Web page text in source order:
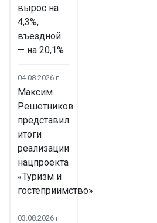
вырос на
4,3%,
въездной
— на 20,1%
04.08.2026 г
Максим
Решетников
представил
итоги
реализации
нацпроекта
«Туризм и
гостеприимство»
03.08.2026 г